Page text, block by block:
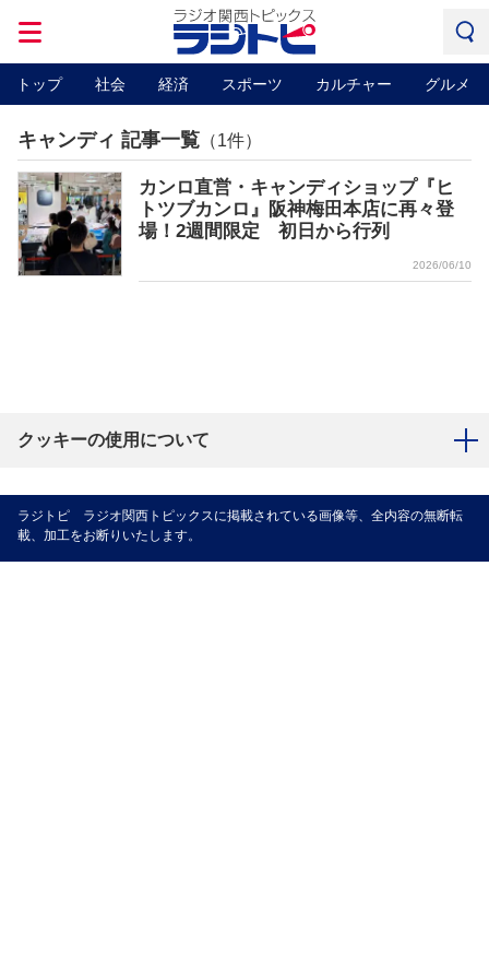
トップ 社会 経済 スポーツ カルチャー グルメ
キャンディ 記事一覧 （1件）
カンロ直営・キャンディショップ『ヒ
トツブカンロ』阪神梅田本店に再々登
場！2週間限定 初日から行列
2026/06/10
クッキーの使用について
ラジトピ ラジオ関西トピックスに掲載されている画像等、全内容の無断転
載、加工をお断りいたします。